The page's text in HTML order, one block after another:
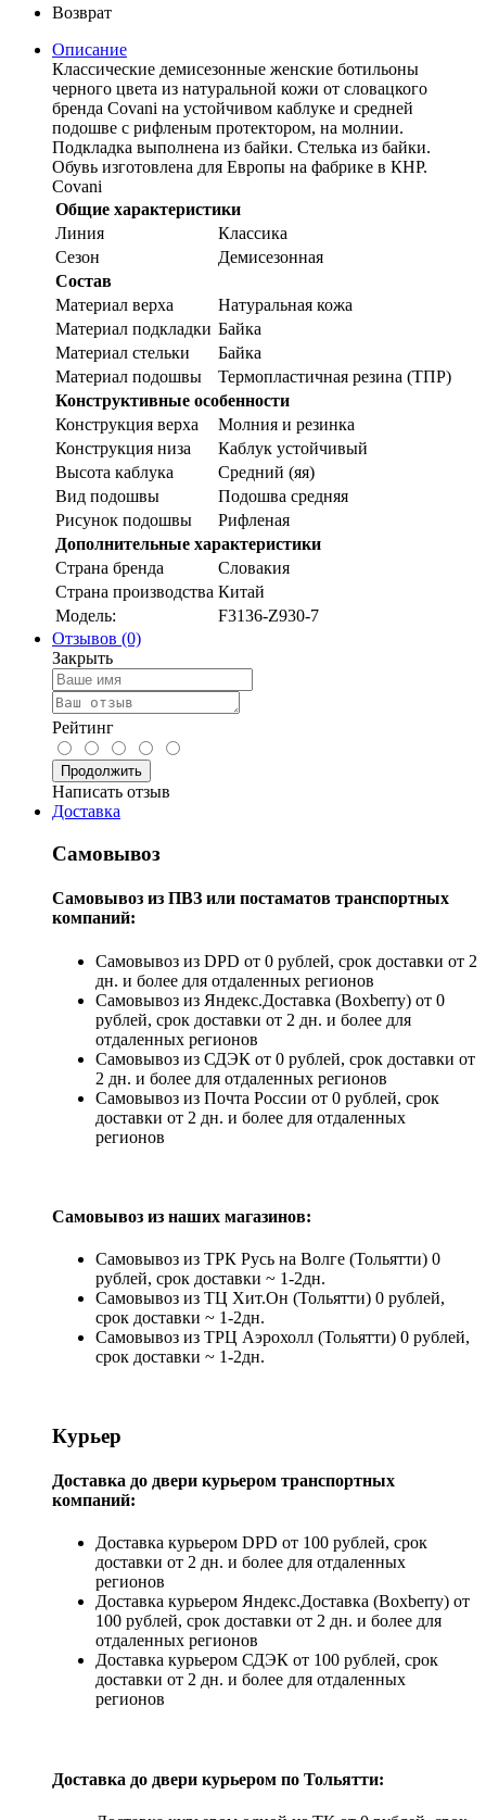
Возврат
Описание
Классические демисезонные женские ботильоны
черного цвета из натуральной кожи от словацкого
бренда Covani на устойчивом каблуке и средней
подошве с рифленым протектором, на молнии.
Подкладка выполнена из байки. Стелька из байки.
Обувь изготовлена для Европы на фабрике в КНР.
Covani
Общие характеристики
Линия
Классика
Сезон
Демисезонная
Состав
Материал верха
Натуральная кожа
Материал подкладки Байка
Материал стельки
Байка
Материал подошвы
Термопластичная резина (ТПР)
Конструктивные особенности
Конструкция верха
Молния и резинка
Конструкция низа
Каблук устойчивый
Высота каблука
Средний (яя)
Вид подошвы
Подошва средняя
Рисунок подошвы
Рифленая
Дополнительные характеристики
Страна бренда
Словакия
Страна производства Китай
Модель:
F3136-Z930-7
Отзывов (0)
Закрыть
Рейтинг
Продолжить
Написать отзыв
Доставка
Самовывоз
Самовывоз из ПВЗ или постаматов транспортных
компаний:
Самовывоз из DPD от 0 рублей, срок доставки от 2
дн. и более для отдаленных регионов
Самовывоз из Яндекс.Доставка (Boxberry) от 0
рублей, срок доставки от 2 дн. и более для
отдаленных регионов
Самовывоз из СДЭК от 0 рублей, срок доставки от
2 дн. и более для отдаленных регионов
Самовывоз из Почта России от 0 рублей, срок
доставки от 2 дн. и более для отдаленных
регионов
Самовывоз из наших магазинов:
Самовывоз из ТРК Русь на Волге (Тольятти) 0
рублей, срок доставки ~ 1-2дн.
Самовывоз из ТЦ Хит.Он (Тольятти) 0 рублей,
срок доставки ~ 1-2дн.
Самовывоз из ТРЦ Аэрохолл (Тольятти) 0 рублей,
срок доставки ~ 1-2дн.
Курьер
Доставка до двери курьером транспортных
компаний:
Доставка курьером DPD от 100 рублей, срок
доставки от 2 дн. и более для отдаленных
регионов
Доставка курьером Яндекс.Доставка (Boxberry) от
100 рублей, срок доставки от 2 дн. и более для
отдаленных регионов
Доставка курьером СДЭК от 100 рублей, срок
доставки от 2 дн. и более для отдаленных
регионов
Доставка до двери курьером по Тольятти: